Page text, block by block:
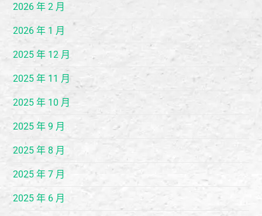
2026 年 2 月
2026 年 1 月
2025 年 12 月
2025 年 11 月
2025 年 10 月
2025 年 9 月
2025 年 8 月
2025 年 7 月
2025 年 6 月